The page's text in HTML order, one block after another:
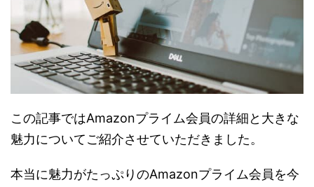
この記事ではAmazonプライム会員の詳細と大きな
魅力についてご紹介させていただきました。
本当に魅力がたっぷりのAmazonプライム会員を今